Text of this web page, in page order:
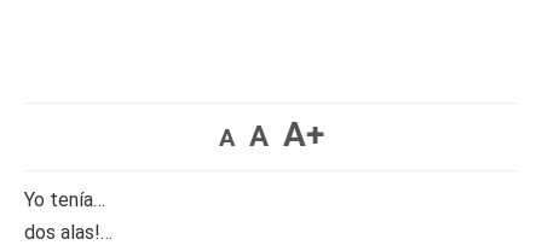
A A A+
Yo tenía…
dos alas!…